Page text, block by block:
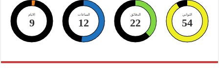
الايام
9
الساعات
12
الدقائق
22
الثواني
53